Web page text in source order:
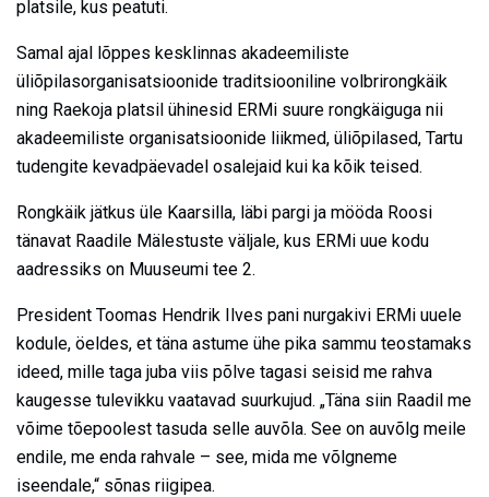
platsile, kus peatuti.
Samal ajal lõppes kesklinnas akadeemiliste
üliõpilasorganisatsioonide traditsiooniline volbrirongkäik
ning Raekoja platsil ühinesid ERMi suure rongkäiguga nii
akadeemiliste organisatsioonide liikmed, üliõpilased, Tartu
tudengite kevadpäevadel osalejaid kui ka kõik teised.
Rongkäik jätkus üle Kaarsilla, läbi pargi ja mööda Roosi
tänavat Raadile Mälestuste väljale, kus ERMi uue kodu
aadressiks on Muuseumi tee 2.
President Toomas Hendrik Ilves pani nurgakivi ERMi uuele
kodule, öeldes, et täna astume ühe pika sammu teostamaks
ideed, mille taga juba viis põlve tagasi seisid me rahva
kaugesse tulevikku vaatavad suurkujud. „Täna siin Raadil me
võime tõepoolest tasuda selle auvõla. See on auvõlg meile
endile, me enda rahvale – see, mida me võlgneme
iseendale,“ sõnas riigipea.